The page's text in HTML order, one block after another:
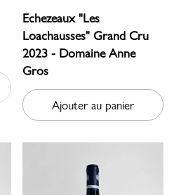
Echezeaux "Les
Loachausses" Grand Cru
2023 - Domaine Anne
Gros
Ajouter au panier